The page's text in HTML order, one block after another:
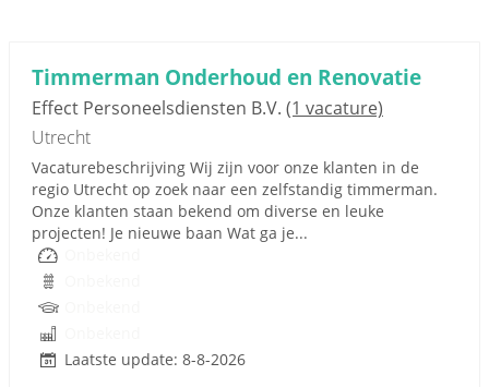
Timmerman Onderhoud en Renovatie
Effect Personeelsdiensten B.V. (1 vacature)
Utrecht
Vacaturebeschrijving Wij zijn voor onze klanten in de
regio Utrecht op zoek naar een zelfstandig timmerman.
Onze klanten staan bekend om diverse en leuke
projecten! Je nieuwe baan Wat ga je...
Laatste update: 8-8-2026